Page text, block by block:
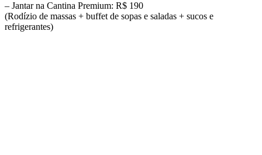
– Jantar na Cantina Premium: R$ 190
(Rodízio de massas + buffet de sopas e saladas + sucos e
refrigerantes)